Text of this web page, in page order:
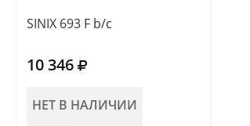
SINIX 693 F b/c
10 346
НЕТ В НАЛИЧИИ